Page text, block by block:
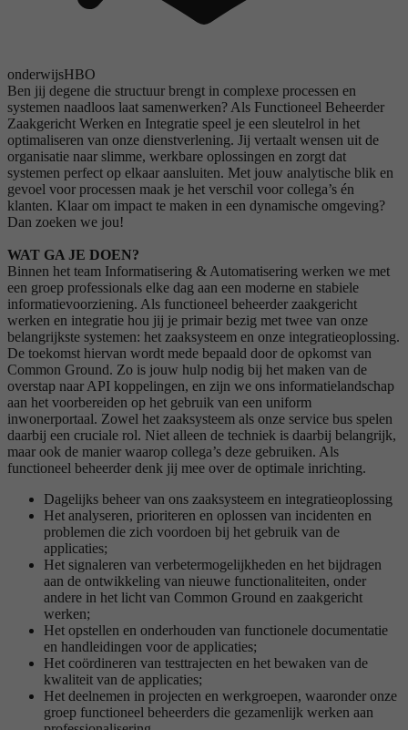
onderwijsHBO
Ben jij degene die structuur brengt in complexe processen en
systemen naadloos laat samenwerken? Als Functioneel Beheerder
Zaakgericht Werken en Integratie speel je een sleutelrol in het
optimaliseren van onze dienstverlening. Jij vertaalt wensen uit de
organisatie naar slimme, werkbare oplossingen en zorgt dat
systemen perfect op elkaar aansluiten. Met jouw analytische blik en
gevoel voor processen maak je het verschil voor collega’s én
klanten. Klaar om impact te maken in een dynamische omgeving?
Dan zoeken we jou!
WAT GA JE DOEN?
Binnen het team Informatisering & Automatisering werken we met
een groep professionals elke dag aan een moderne en stabiele
informatievoorziening. Als functioneel beheerder zaakgericht
werken en integratie hou jij je primair bezig met twee van onze
belangrijkste systemen: het zaaksysteem en onze integratieoplossing.
De toekomst hiervan wordt mede bepaald door de opkomst van
Common Ground. Zo is jouw hulp nodig bij het maken van de
overstap naar API koppelingen, en zijn we ons informatielandschap
aan het voorbereiden op het gebruik van een uniform
inwonerportaal. Zowel het zaaksysteem als onze service bus spelen
daarbij een cruciale rol. Niet alleen de techniek is daarbij belangrijk,
maar ook de manier waarop collega’s deze gebruiken. Als
functioneel beheerder denk jij mee over de optimale inrichting.
Dagelijks beheer van ons zaaksysteem en integratieoplossing
Het analyseren, prioriteren en oplossen van incidenten en
problemen die zich voordoen bij het gebruik van de
applicaties;
Het signaleren van verbetermogelijkheden en het bijdragen
aan de ontwikkeling van nieuwe functionaliteiten, onder
andere in het licht van Common Ground en zaakgericht
werken;
Het opstellen en onderhouden van functionele documentatie
en handleidingen voor de applicaties;
Het coördineren van testtrajecten en het bewaken van de
kwaliteit van de applicaties;
Het deelnemen in projecten en werkgroepen, waaronder onze
groep functioneel beheerders die gezamenlijk werken aan